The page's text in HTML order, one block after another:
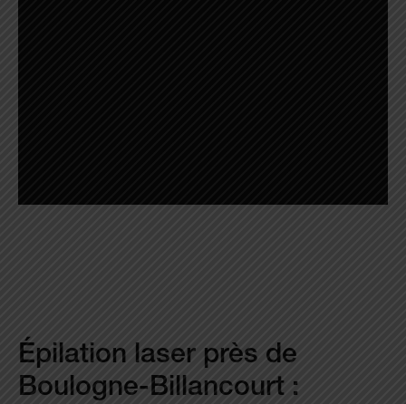
Épilation laser près de
Boulogne-Billancourt :